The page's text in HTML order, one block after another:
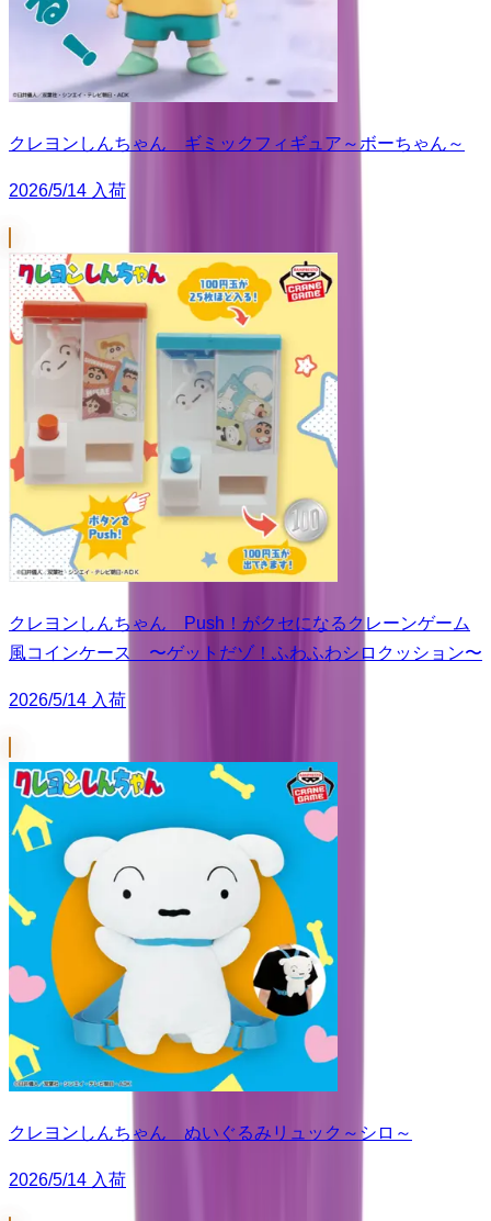
クレヨンしんちゃん ギミックフィギュア～ボーちゃん～
2026/5/14 入荷
クレヨンしんちゃん Push！がクセになるクレーンゲーム
風コインケース 〜ゲットだゾ！ふわふわシロクッション〜
2026/5/14 入荷
クレヨンしんちゃん ぬいぐるみリュック～シロ～
2026/5/14 入荷